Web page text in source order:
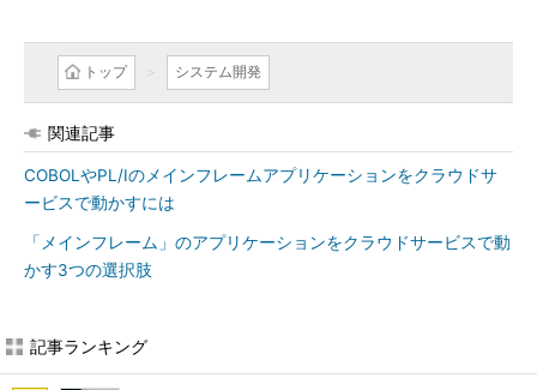
トップ システム開発
関連記事
COBOLやPL/Iのメインフレームアプリケーションをクラウドサ
ービスで動かすには
「メインフレーム」のアプリケーションをクラウドサービスで動
かす3つの選択肢
記事ランキング